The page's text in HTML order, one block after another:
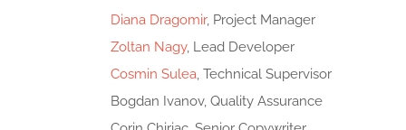
Diana Dragomir, Project Manager
Zoltan Nagy, Lead Developer
Cosmin Sulea, Technical Supervisor
Bogdan Ivanov, Quality Assurance